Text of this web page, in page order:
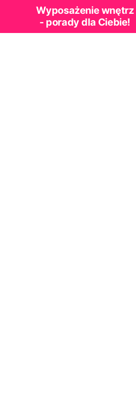
Wyposażenie wnętrz
- porady dla Ciebie!